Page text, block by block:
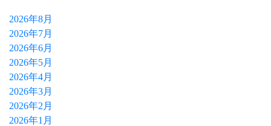
2026年8月
2026年7月
2026年6月
2026年5月
2026年4月
2026年3月
2026年2月
2026年1月